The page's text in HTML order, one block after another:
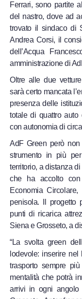
Ferrari, sono partite
del nastro, dove ad
trovato il sindaco di
Andrea Corsi, il
dell’Acqua
amministrazione di
Oltre alle due
sarà certo mancata
presenza delle
totale di quattro auto
con autonomia di
AdF Green però non
strumento in più
territorio, a distanza
che ha accolto
Economia
penisola. Il progetto
punti di ricarica
Siena e Grosseto, a
“La svolta green
lodevole: inserire
trasporto sempre
mentalità che potrà
arrivi in ogni